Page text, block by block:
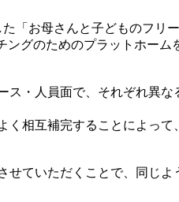
「お母さんと子どものフリ
グのためのプラットホー
・人員面で、それぞれ異
相互補完することによっ
ていただくことで、同じ